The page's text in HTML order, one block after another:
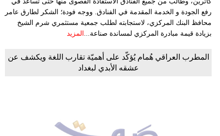
رفع الجودة و الخدمة المقدمة في الفنادق. ووجه فودة؛ الشكر لطارق عامر
محافظ البنك المركزي، لاستجابته لطلب جمعية مستثمري شرم الشيخ
بزيادة قيمة مبادرة المركزي لمساندة صناعة... المزيد
المطرب العراقي هُمام يُؤكّد على أهميّة تقارب اللغة ويكشف عن
عشقه الأبدي لبغداد